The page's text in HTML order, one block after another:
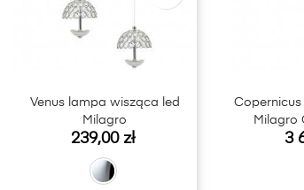
Venus lampa wisząca led
Milagro
Cena
239,00 zł
Milagro
3